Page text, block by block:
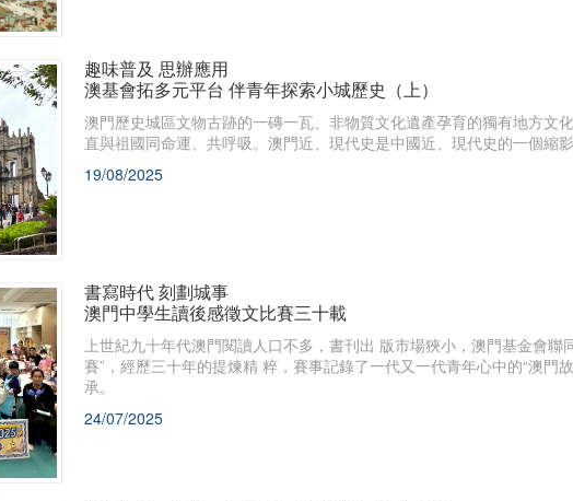
趣味普及 思辦應用
澳基會拓多元平台 伴青年探索小城歷史（上）
澳門歷史城區文物古跡的一磚一瓦、非物質文化遺產孕育的獨有地方文
直與祖國同命運、共呼吸。澳門近、現代史是中國近、現代史的一個縮影
19/08/2025
書寫時代 刻劃城事
澳門中學生讀後感徵文比賽三十載
上世紀九十年代澳門閱讀人口不多，書刊出 版市場狹小，澳門基金會
賽”，經歷三十年的提煉精 粹，賽事記錄了一代又一代青年心中的“澳
承。
24/07/2025